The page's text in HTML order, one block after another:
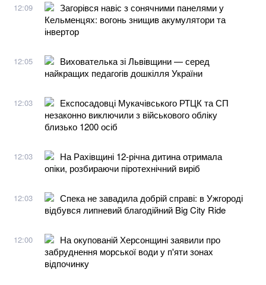
12:09
Загорівся навіс з сонячними панелями у
Кельменцях: вогонь знищив акумулятори та
інвертор
12:05
Вихователька зі Львівщини — серед
найкращих педагогів дошкілля України
12:03
Експосадовці Мукачівського РТЦК та СП
незаконно виключили з військового обліку
близько 1200 осіб
12:03
На Рахівщині 12-річна дитина отримала
опіки, розбираючи піротехнічний виріб
12:03
Спека не завадила добрій справі: в Ужгороді
відбувся липневий благодійний Big City Ride
12:00
На окупованій Херсонщині заявили про
забруднення морської води у п'яти зонах
відпочинку